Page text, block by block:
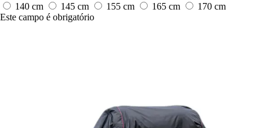
140 cm
145 cm 155 cm 165 cm
170 cm
Este campo é obrigatório